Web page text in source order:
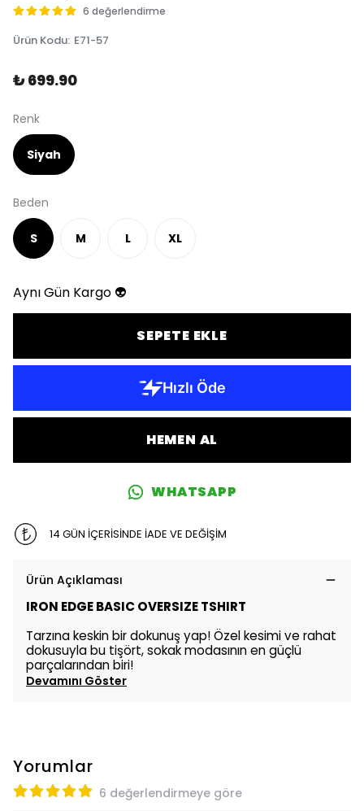
6 değerlendirme
Ürün Kodu: E71-57
₺ 699.90
Renk
Siyah
Beden
S M L XL
Aynı Gün Kargo 👽
SEPETE EKLE
HEMEN AL
WHATSAPP
14 GÜN İÇERİSİNDE İADE VE DEĞİŞİM
Ürün Açıklaması
IRON EDGE BASIC OVERSIZE TSHIRT
Tarzına keskin bir dokunuş yap! Özel kesimi ve rahat
dokusuyla bu tişört, sokak modasının en güçlü
parçalarından biri!
Devamını Göster
Yorumlar
6 değerlendirmeye göre